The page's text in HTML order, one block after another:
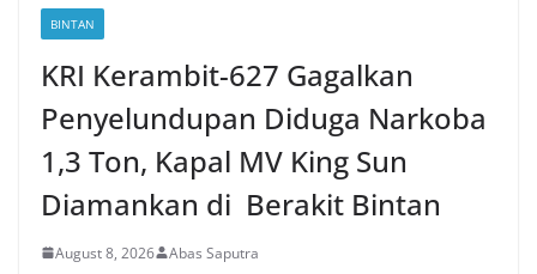
BINTAN
KRI Kerambit-627 Gagalkan
Penyelundupan Diduga Narkoba
1,3 Ton, Kapal MV King Sun
Diamankan di Berakit Bintan
August 8, 2026 Abas Saputra